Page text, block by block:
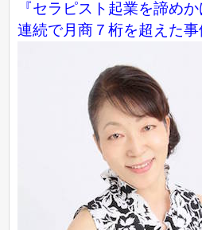
『セラピスト起業を諦め
連続で月商７桁を超えた事